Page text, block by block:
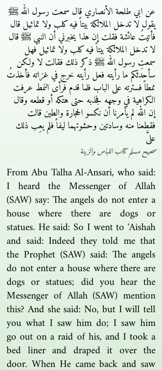
عن ابي طلحة الأنصاري قال سمعت رسول الله ﷺ
يقول لا تدخل الملائكة بيتاً فيه كلب ولا تماثيل قال
فأتيتُ عائشة فقلت إن هذا يخبرني أن النبي ﷺ قال
لا تدخل الملائكة بيتاً فيه كلب ولا تماثيل فهل
سمعتِ رسول الله ﷺ ذكر ذلك فقالت لا ولكن
سأحدثكم ما رأيته فعل رأيته خرج في غزاته فأخذتُ
نمطاً فسترته على الباب فلما قدم فرأى النمط عرفت
الكراهية في وجهه فجذبه حتى هتكه أو قطعه وقال
إن الله لم يأمرنا أن نكسو الحجارة والطين قالت
فقطعنا منه وسادتين وحشوتهما ليفاً فلم يعِب ذلك
علىَّ
صحيح مسلم كتاب اللباس والزينة
From Abu Talha Al-Ansari, who said:
I heard the Messenger of Allah
(SAW) say: The angels do not enter a
house where there are dogs or
statues. He said: So I went to ‘Aishah
and said: Indeed they told me that
the Prophet (SAW) said: The angels
do not enter a house where there are
dogs or statues; did you hear the
Messenger of Allah (SAW) mention
this? And she said: No, but I will tell
you what I saw him do; I saw him
go out on a raid of his, and I took a
bed liner and draped it over the
door. When He came back and saw